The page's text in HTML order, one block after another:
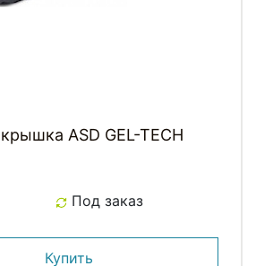
GEL-TECH
Под заказ
Купить